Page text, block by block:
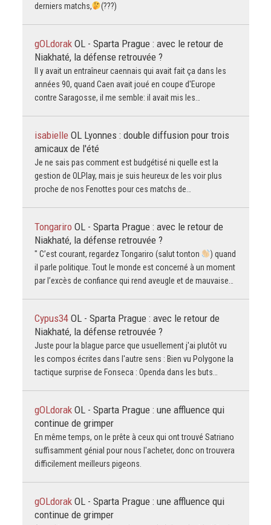
derniers matchs,
(???)
gOLdorak OL - Sparta Prague : avec le retour de
Niakhaté, la défense retrouvée ?
Il y avait un entraîneur caennais qui avait fait ça dans les
années 90, quand Caen avait joué en coupe d'Europe
contre Saragosse, il me semble: il avait mis les…
isabielle OL Lyonnes : double diffusion pour trois
amicaux de l'été
Je ne sais pas comment est budgétisé ni quelle est la
gestion de OLPlay, mais je suis heureux de les voir plus
proche de nos Fenottes pour ces matchs de…
Tongariro OL - Sparta Prague : avec le retour de
Niakhaté, la défense retrouvée ?
" C’est courant, regardez Tongariro (salut tonton
) quand
il parle politique. Tout le monde est concerné à un moment
par l’excès de confiance qui rend aveugle et de mauvaise…
Cypus34 OL - Sparta Prague : avec le retour de
Niakhaté, la défense retrouvée ?
Juste pour la blague parce que usuellement j'ai plutôt vu
les compos écrites dans l'autre sens : Bien vu Polygone la
tactique surprise de Fonseca : Openda dans les buts…
gOLdorak OL - Sparta Prague : une affluence qui
continue de grimper
En même temps, on le prête à ceux qui ont trouvé Satriano
suffisamment génial pour nous l'acheter, donc on trouvera
difficilement meilleurs pigeons.
gOLdorak OL - Sparta Prague : une affluence qui
continue de grimper